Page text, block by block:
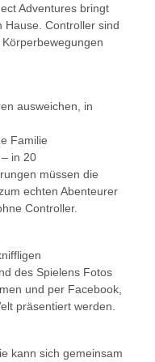
Adventures bringt
Hause. Controller sind
ausweichen, in
Familie
in 20
müssen die
echten Abenteurer
Controller.
des Spielens Fotos
und per Facebook,
präsentiert werden.
kann sich gemeinsam